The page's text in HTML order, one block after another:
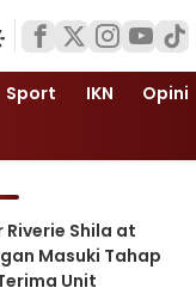
Sport IKN
Opini
Riverie Shila at
Masuki Tahap
Unit